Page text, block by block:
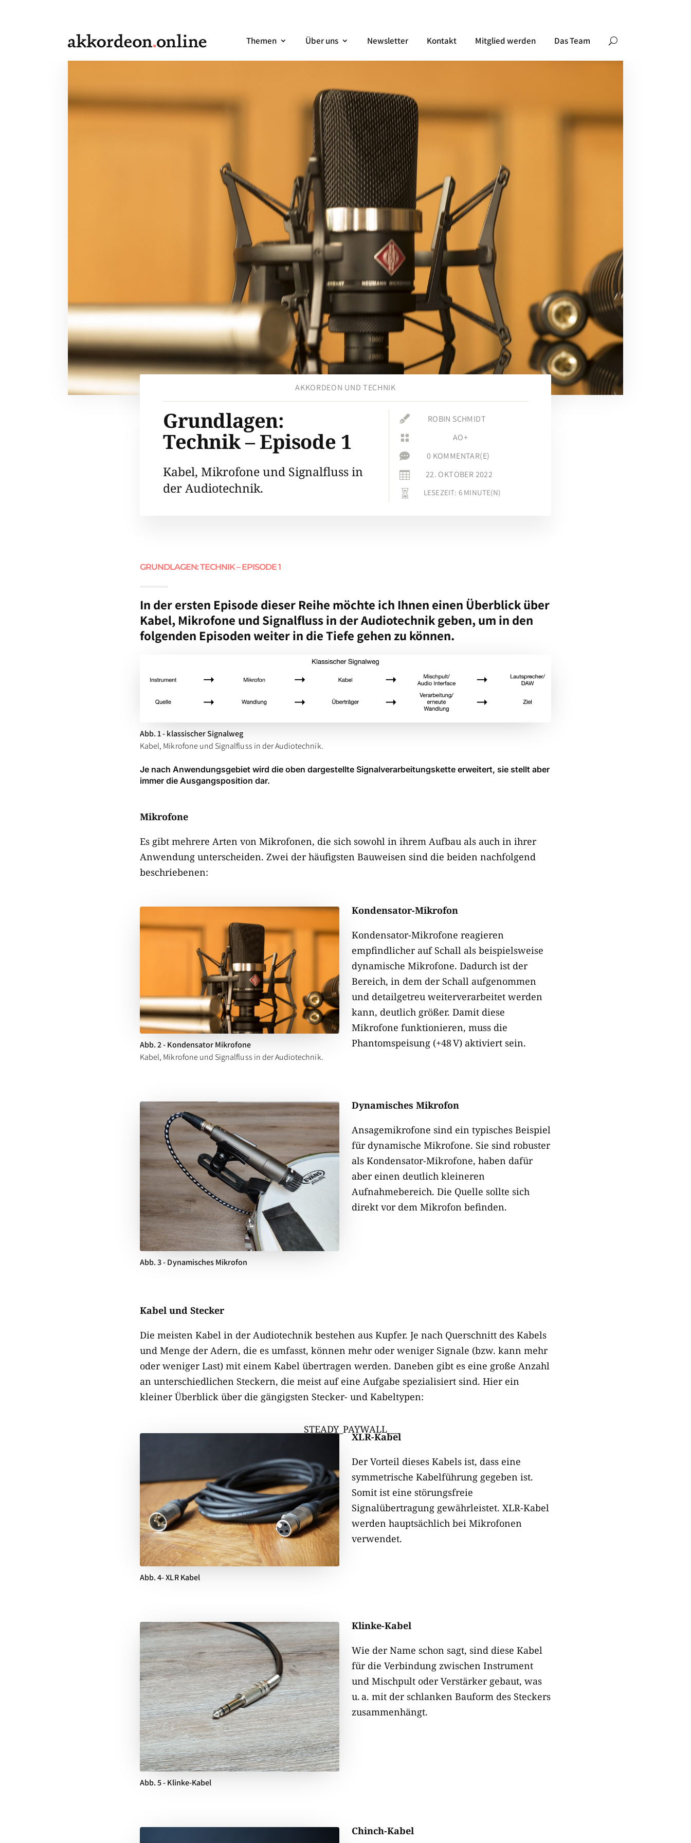
Themen Über uns Newsletter Kontakt Mitglied werden Das Team
AKKORDEON UND TECHNIK
Grundlagen:
Technik – Episode 1
Kabel, Mikrofone und Signalfluss in
der Audiotechnik.
 ROBIN SCHMIDT

AO+

0 KOMMENTAR(E)
 22. OKTOBER 2022
 LESEZEIT: 6 MINUTE(N)
GRUNDLAGEN: TECHNIK – EPISODE 1
In der ersten Episode dieser Reihe möchte ich Ihnen einen Überblick über
Kabel, Mikrofone und Signalfluss in der Audiotechnik geben, um in den
folgenden Episoden weiter in die Tiefe gehen zu können.
Abb. 1 - klassischer Signalweg
Kabel, Mikrofone und Signalfluss in der Audiotechnik.
Je nach Anwendungsgebiet wird die oben dargestellte Signalverarbeitungskette erweitert, sie stellt aber
immer die Ausgangsposition dar.
Mikrofone
Es gibt mehrere Arten von Mikrofonen, die sich sowohl in ihrem Aufbau als auch in ihrer
Anwendung unterscheiden. Zwei der häufigsten Bauweisen sind die beiden nachfolgend
beschriebenen:
Abb. 2 - Kondensator Mikrofone
Kabel, Mikrofone und Signalfluss in der Audiotechnik.
Kondensator-​Mikrofon
Kondensator-Mikrofone reagieren
empfindlicher auf Schall als beispielsweise
dynamische Mikrofone. Dadurch ist der
Bereich, in dem der Schall aufgenommen
und detailgetreu weiterverarbeitet werden
kann, deutlich größer. Damit diese
Mikrofone funktionieren, muss die
Phantomspeisung (+48 V) aktiviert sein.
Abb. 3 - Dynamisches Mikrofon
Dynamisches Mikrofon
Ansagemikrofone sind ein typisches Beispiel
für dynamische Mikrofone. Sie sind robuster
als Kondensator-Mikrofone, haben dafür
aber einen deutlich kleineren
Aufnahmebereich. Die Quelle sollte sich
direkt vor dem Mikrofon befinden.
Kabel und Stecker
Die meisten Kabel in der Audiotechnik bestehen aus Kupfer. Je nach Querschnitt des Kabels
und Menge der Adern, die es umfasst, können mehr oder weniger Signale (bzw. kann mehr
oder weniger Last) mit einem Kabel übertragen werden. Daneben gibt es eine große Anzahl
an unterschiedlichen Steckern, die meist auf eine Aufgabe spezialisiert sind. Hier ein
kleiner Überblick über die gängigsten Stecker- und Kabeltypen:
___STEADY_PAYWALL___
Abb. 4- XLR Kabel
XLR-​Kabel
Der Vorteil dieses Kabels ist, dass eine
symmetrische Kabelführung gegeben ist.
Somit ist eine störungsfreie
Signalübertragung gewährleistet. XLR-​Kabel
werden hauptsächlich bei Mikrofonen
verwendet.
Abb. 5 - Klinke-Kabel
Klinke-​Kabel
Wie der Name schon sagt, sind diese Kabel
für die Verbindung zwischen Instrument
und Mischpult oder Verstärker gebaut, was
u. a. mit der schlanken Bauform des Steckers
zusammenhängt.
Chinch-​Kabel